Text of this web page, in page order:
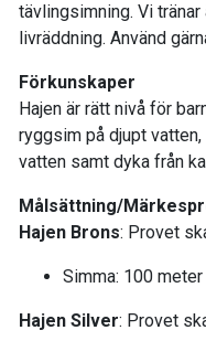
tävlingsimning. Vi
livräddning. Använd
Förkunskaper
Hajen är rätt nivå för
ryggsim på djupt
vatten samt dyka från
Målsättning/
Hajen Brons: Provet
Simma: 100
Hajen Silver: Provet